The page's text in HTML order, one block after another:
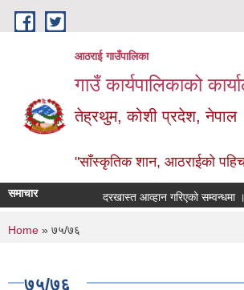
Skip to main content
आठराई गाउँपालिका
गाउँ कार्यपालिकाको
तेह्रथुम, कोशी प्रदेश, नेपाल
"साँस्कृतिक शान, आठराईको
समाचार दरखास्त आव्हान गरिएको सम्वन्धमा ।
You are here
Home » ७५/७६
७५/७६